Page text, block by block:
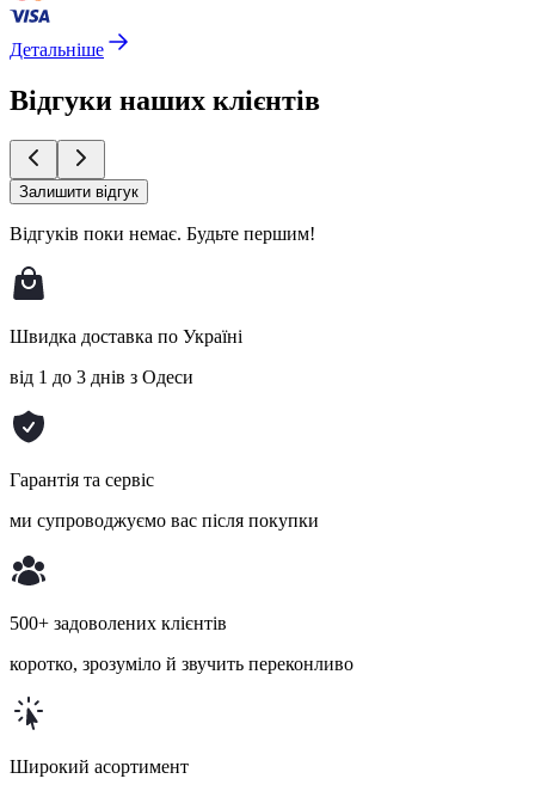
Детальніше
Відгуки наших клієнтів
Залишити відгук
Відгуків поки немає. Будьте першим!
Швидка доставка по Україні
від 1 до 3 днів з Одеси
Гарантія та сервіс
ми супроводжуємо вас після покупки
500+ задоволених клієнтів
коротко, зрозуміло й звучить переконливо
Широкий асортимент